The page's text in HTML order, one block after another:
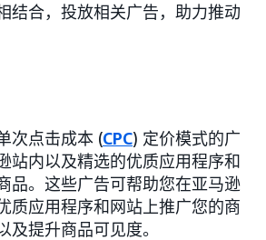
结合，投放相关广告，助力推动
次点击成本 (CPC) 定价模式的广
站内以及精选的优质应用程序和
品。这些广告可帮助您在亚马逊
质应用程序和网站上推广您的商
及提升商品可见度。